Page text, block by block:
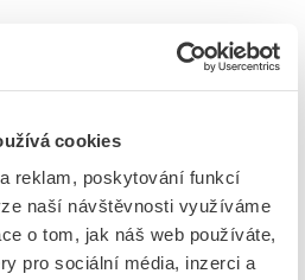
cookies
reklam, poskytování funkcí
naší návštěvnosti využíváme
o tom, jak náš web používáte,
pro sociální média, inzerci a
do košíku